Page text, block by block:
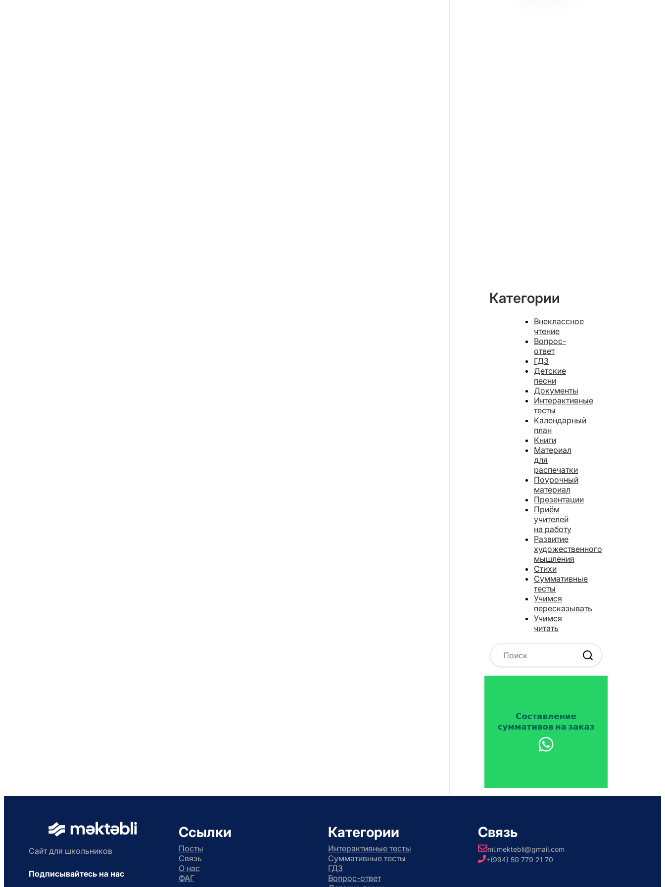
Категории
Внеклассное
чтение
Вопрос-
ответ
ГДЗ
Детские
песни
Документы
Интерактивные
тесты
Календарный
план
Книги
Материал
для
распечатки
Поурочный
материал
Презентации
Приём
учителей
на работу
Развитие
художественного
мышления
Стихи
Суммативные
тесты
Учимся
пересказывать
Учимся
читать
Сайт для школьников
Подписывайтесь на нас
Ссылки
Посты
Связь
О нас
ФАГ
Категории
Интерактивные тесты
Суммативные тесты
ГДЗ
Вопрос-ответ
Связь
ml.mektebli@gmail.com
+(994) 50 779 21 70